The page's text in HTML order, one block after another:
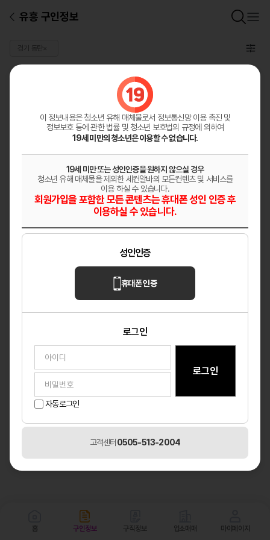
유흥 구인정보
경기 동탄 ×
홈 구인정보 구직정보 업소매매 마이페이지
이 정보내용은 청소년 유해 매체물로서 정보통신망 이용 촉진 및
정보보호 등에 관한 법률 및 청소년 보호법의 규정에 의하여
19세 미만의 청소년은 이용할 수 없습니다.
19세 미만 또는 성인인증을 원하지 않으실 경우
청소년 유해 매체물을 제외한 세컨알바의 모든컨텐츠 및 서비스를
이용 하실 수 있습니다.
회원가입을 포함한 모든 콘텐츠는 휴대폰 성인 인증 후
이용하실 수 있습니다.
성인인증
휴대폰 인증
로그인
자동로그인
고객센터 0505-513-2004